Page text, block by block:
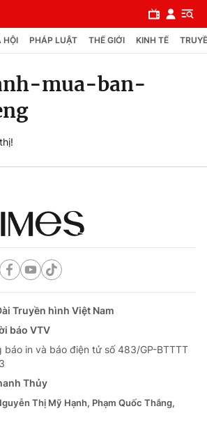
HỘI PHÁP LUẬT THẾ GIỚI KINH TẾ
mua-ban-
Truyền hình Việt Nam
báo VTV
báo in và báo điện tử số 483/GP-BTTTT
Thủy
Thị Mỹ Hạnh, Phạm Quốc Thắng,